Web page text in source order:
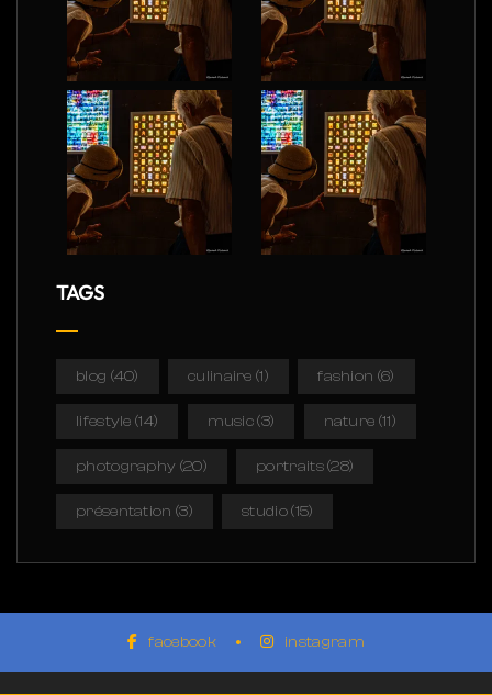
TAGS
blog (40) culinaire (1) fashion (6)
lifestyle (14) music(3) nature (11)
photography (20) portraits(28)
présentation (3) studio(15)
facebook instagram